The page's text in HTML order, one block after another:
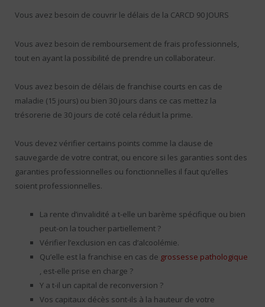
Vous avez besoin de couvrir le délais de la CARCD 90 JOURS
Vous avez besoin de remboursement de frais professionnels,
tout en ayant la possibilité de prendre un collaborateur.
Vous avez besoin de délais de franchise courts en cas de
maladie (15 jours) ou bien 30 jours dans ce cas mettez la
trésorerie de 30 jours de coté cela réduit la prime.
Vous devez vérifier certains points comme la clause de
sauvegarde de votre contrat, ou encore si les garanties sont des
garanties professionnelles ou fonctionnelles il faut qu’elles
soient professionnelles.
La rente d’invalidité a t-elle un barème spécifique ou bien
peut-on la toucher partiellement ?
Vérifier l’exclusion en cas d’alcoolémie.
Qu’elle est la franchise en cas de grossesse pathologique
, est-elle prise en charge ?
Y a t-il un capital de reconversion ?
Vos capitaux décès sont-ils à la hauteur de votre